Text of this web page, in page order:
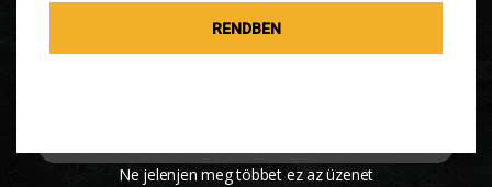
Virágos teatároló doboz
RENDBEN
Ne jelenjen meg többet ez az üzenet